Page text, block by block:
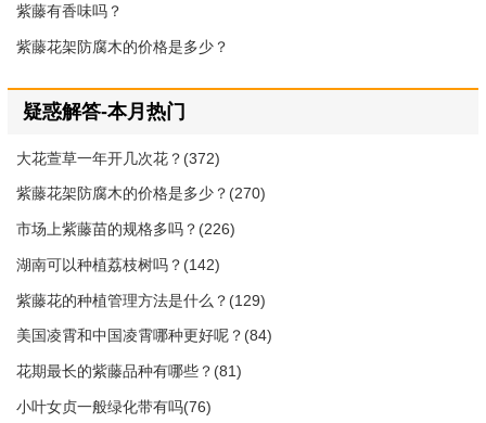
紫藤有香味吗？
紫藤花架防腐木的价格是多少？
疑惑解答-本月热门
大花萱草一年开几次花？(372)
紫藤花架防腐木的价格是多少？(270)
市场上紫藤苗的规格多吗？(226)
湖南可以种植荔枝树吗？(142)
紫藤花的种植管理方法是什么？(129)
美国凌霄和中国凌霄哪种更好呢？(84)
花期最长的紫藤品种有哪些？(81)
小叶女贞一般绿化带有吗(76)